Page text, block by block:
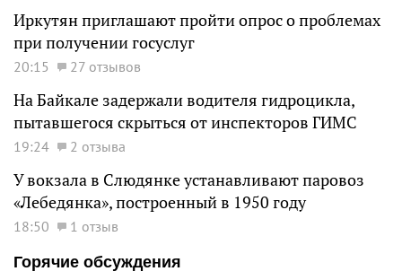
Иркутян приглашают пройти опрос о проблемах
при получении госуслуг
20:15 27 отзывов
На Байкале задержали водителя гидроцикла,
пытавшегося скрыться от инспекторов ГИМС
19:24 2 отзыва
У вокзала в Слюдянке устанавливают паровоз
«Лебедянка», построенный в 1950 году
18:50
1 отзыв
Горячие обсуждения